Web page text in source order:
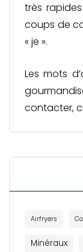
très
coups de
« je ».
Les mots
contacter,
Airfryers
Minéraux